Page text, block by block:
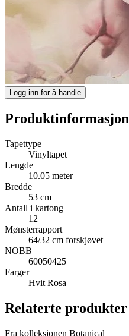
Logg inn for å handle
Produktinformasjon
Tapettype
Vinyltapet
Lengde
10.05 meter
Bredde
53 cm
Antall i kartong
12
Mønsterrapport
64/32 cm forskjøvet
NOBB
60050425
Farger
Hvit Rosa
Relaterte produkter
Fra kolleksjonen Botanical